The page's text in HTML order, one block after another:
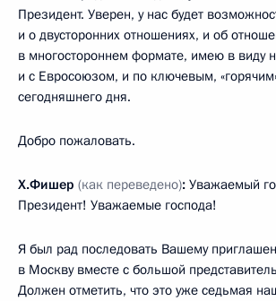
Президент. Уверен, у нас будет
и о двусторонних отношениях, и об
в многостороннем формате, имею в виду
и с Евросоюзом, и по ключевым,
сегодняшнего дня.
Добро пожаловать.
Х.Фишер (как переведено): Уважаемый
Президент! Уважаемые господа!
Я был рад последовать Вашему
в Москву вместе с большой
Должен отметить, что это уже седьмая